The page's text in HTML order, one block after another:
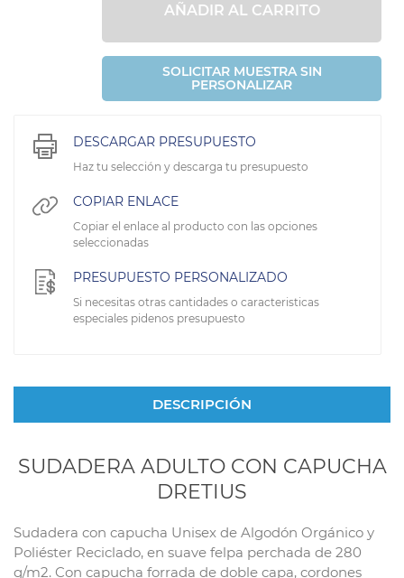
AÑADIR AL CARRITO
SOLICITAR MUESTRA SIN
PERSONALIZAR
DESCARGAR PRESUPUESTO
Haz tu selección y descarga tu presupuesto
COPIAR ENLACE
Copiar el enlace al producto con las opciones
seleccionadas
PRESUPUESTO PERSONALIZADO
Si necesitas otras cantidades o caracteristicas
especiales pidenos presupuesto
DESCRIPCIÓN
SUDADERA ADULTO CON CAPUCHA
DRETIUS
Sudadera con capucha Unisex de Algodón Orgánico y
Poliéster Reciclado, en suave felpa perchada de 280
g/m2. Con capucha forrada de doble capa, cordones